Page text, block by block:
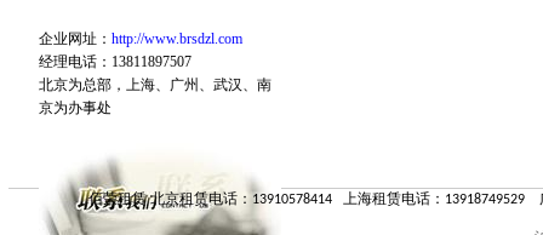
企业网址 ： http://www.brsdzl.com
经理电话：13811897507
北京为总部，上海、广州、武汉、南
京为办事处
佰荣租赁 北京租赁电话：13910578414 上海租赁电话：